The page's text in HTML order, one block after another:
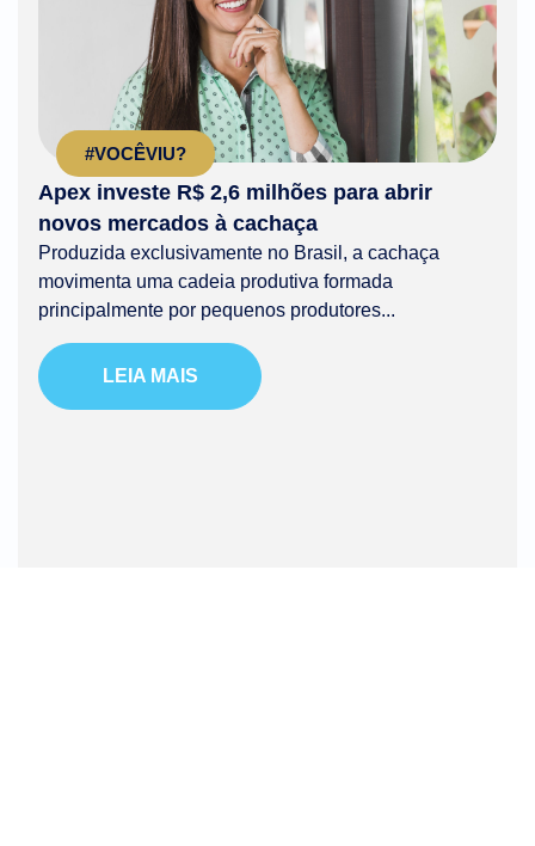
#VOCÊVIU?
Apex investe R$ 2,6 milhões para abrir
novos mercados à cachaça
Produzida exclusivamente no Brasil, a cachaça
movimenta uma cadeia produtiva formada
principalmente por pequenos produtores...
LEIA MAIS